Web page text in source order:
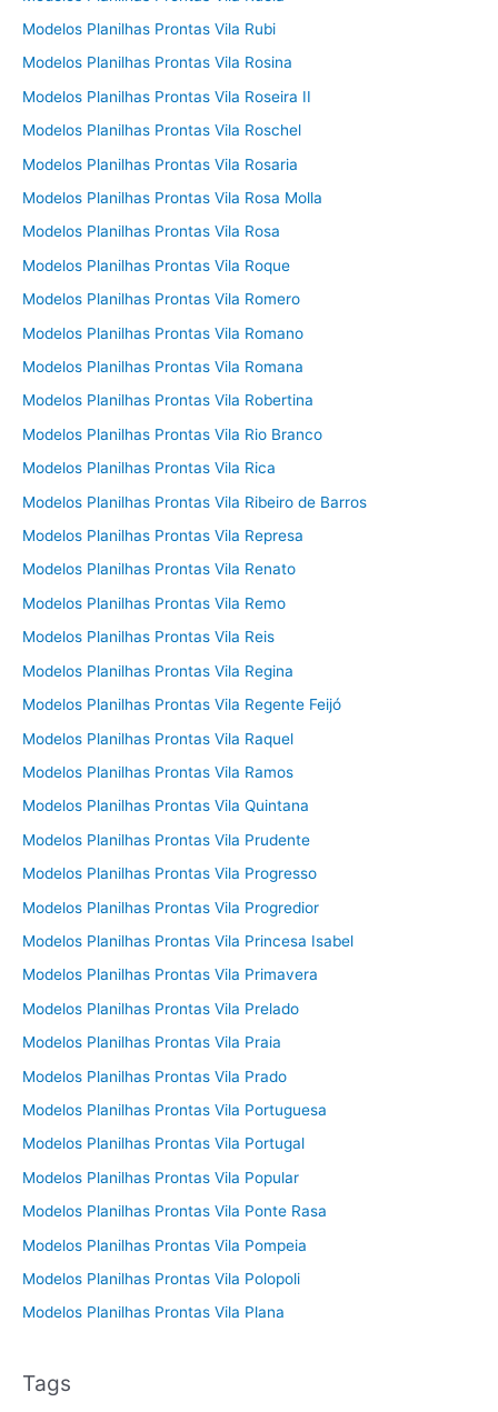
Modelos Planilhas Prontas Vila Rubi
Modelos Planilhas Prontas Vila Rosina
Modelos Planilhas Prontas Vila Roseira II
Modelos Planilhas Prontas Vila Roschel
Modelos Planilhas Prontas Vila Rosaria
Modelos Planilhas Prontas Vila Rosa Molla
Modelos Planilhas Prontas Vila Rosa
Modelos Planilhas Prontas Vila Roque
Modelos Planilhas Prontas Vila Romero
Modelos Planilhas Prontas Vila Romano
Modelos Planilhas Prontas Vila Romana
Modelos Planilhas Prontas Vila Robertina
Modelos Planilhas Prontas Vila Rio Branco
Modelos Planilhas Prontas Vila Rica
Modelos Planilhas Prontas Vila Ribeiro de Barros
Modelos Planilhas Prontas Vila Represa
Modelos Planilhas Prontas Vila Renato
Modelos Planilhas Prontas Vila Remo
Modelos Planilhas Prontas Vila Reis
Modelos Planilhas Prontas Vila Regina
Modelos Planilhas Prontas Vila Regente Feijó
Modelos Planilhas Prontas Vila Raquel
Modelos Planilhas Prontas Vila Ramos
Modelos Planilhas Prontas Vila Quintana
Modelos Planilhas Prontas Vila Prudente
Modelos Planilhas Prontas Vila Progresso
Modelos Planilhas Prontas Vila Progredior
Modelos Planilhas Prontas Vila Princesa Isabel
Modelos Planilhas Prontas Vila Primavera
Modelos Planilhas Prontas Vila Prelado
Modelos Planilhas Prontas Vila Praia
Modelos Planilhas Prontas Vila Prado
Modelos Planilhas Prontas Vila Portuguesa
Modelos Planilhas Prontas Vila Portugal
Modelos Planilhas Prontas Vila Popular
Modelos Planilhas Prontas Vila Ponte Rasa
Modelos Planilhas Prontas Vila Pompeia
Modelos Planilhas Prontas Vila Polopoli
Modelos Planilhas Prontas Vila Plana
Tags